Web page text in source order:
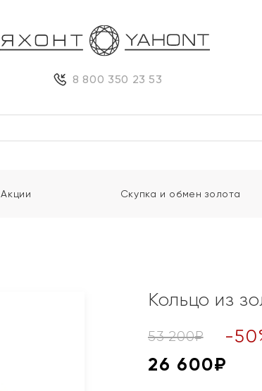
8 800 350 23 53
Акции Скупка и обмен золота
Кольцо из
53 200₽ -50
26 600₽